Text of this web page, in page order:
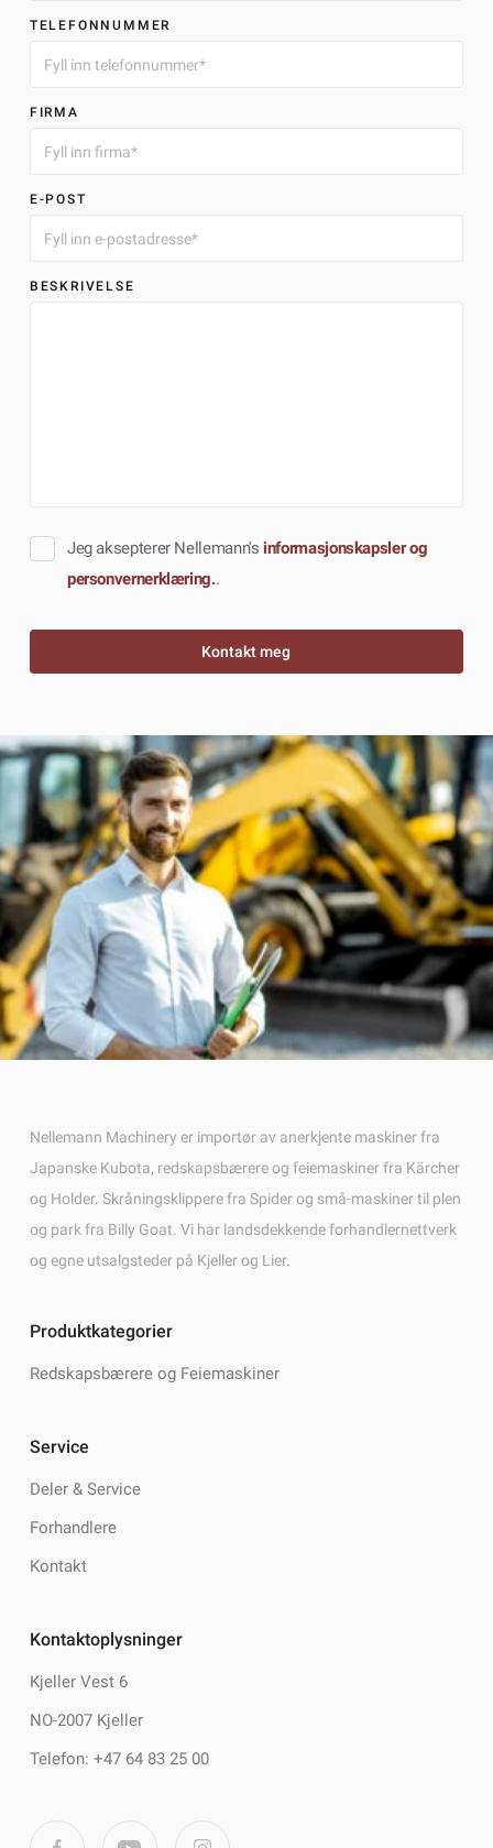
TELEFONNUMMER
FIRMA
E-POST
BESKRIVELSE
Jeg aksepterer Nellemann's informasjonskapsler og
personvernerklæring..
Nellemann Machinery er importør av anerkjente maskiner fra
Japanske Kubota, redskapsbærere og feiemaskiner fra Kärcher
og Holder. Skråningsklippere fra Spider og små-maskiner til plen
og park fra Billy Goat. Vi har landsdekkende forhandlernettverk
og egne utsalgsteder på Kjeller og Lier.
Produktkategorier
Redskapsbærere og Feiemaskiner
Service
Deler & Service
Forhandlere
Kontakt
Kontaktoplysninger
Kjeller Vest 6
NO-2007 Kjeller
Telefon: +47 64 83 25 00